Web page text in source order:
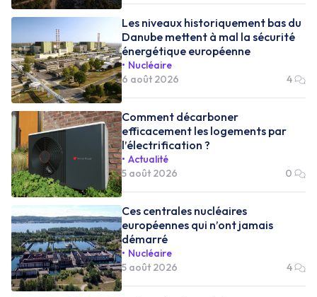
Les niveaux historiquement bas du
Danube mettent à mal la sécurité
énergétique européenne
Nucléaire
6 août 2026
4
Comment décarboner
efficacement les logements par
l’électrification ?
Actualité
5 août 2026
0
Ces centrales nucléaires
européennes qui n’ont jamais
démarré
Nucléaire
5 août 2026
4